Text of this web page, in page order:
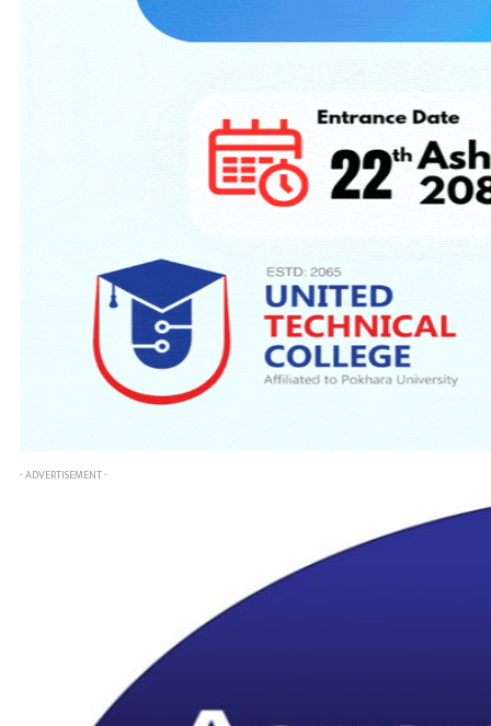
- ADVERTISEMENT -